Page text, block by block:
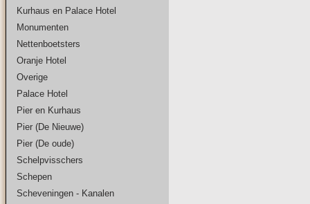
Kurhaus en Palace Hotel
Monumenten
Nettenboetsters
Oranje Hotel
Overige
Palace Hotel
Pier en Kurhaus
Pier (De Nieuwe)
Pier (De oude)
Schelpvisschers
Schepen
Scheveningen - Kanalen